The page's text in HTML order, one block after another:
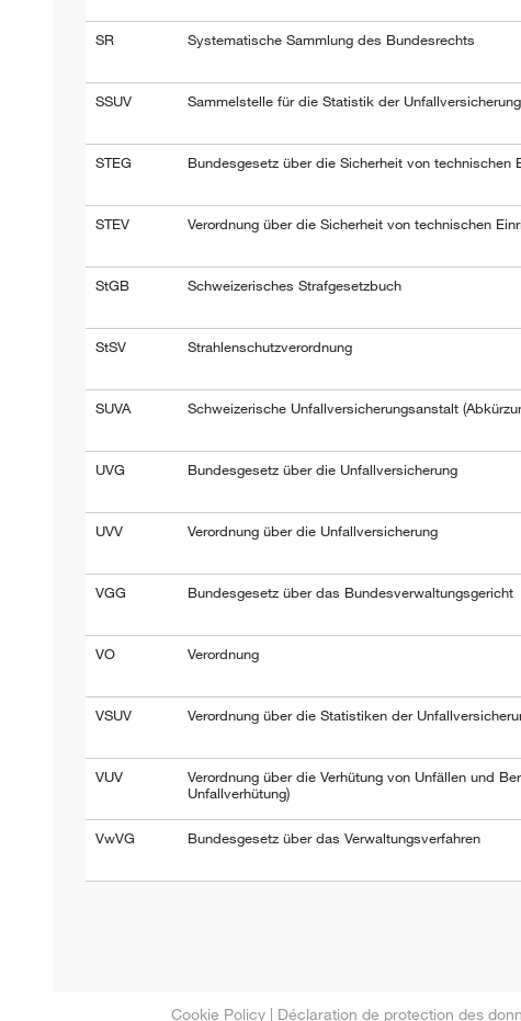
SR Systematische Sammlung des Bundesrechts
SSUV Sammelstelle für die Statistik der
STEG Bundesgesetz über die Sicherheit von technischen
STEV Verordnung über die Sicherheit von technischen
StGB Schweizerisches Strafgesetzbuch
StSV Strahlenschutzverordnung
SUVA Schweizerische Unfallversicherungsanstalt
UVG Bundesgesetz über die Unfallversicherung
UVV Verordnung über die Unfallversicherung
VGG Bundesgesetz über das Bundesverwaltungsgericht
VO Verordnung
VSUV Verordnung über die Statistiken der
VUV
Verordnung über die Verhütung von Unfällen und
Unfallverhütung)
VwVG Bundesgesetz über das Verwaltungsverfahren
Cookie Policy | Déclaration de protection des